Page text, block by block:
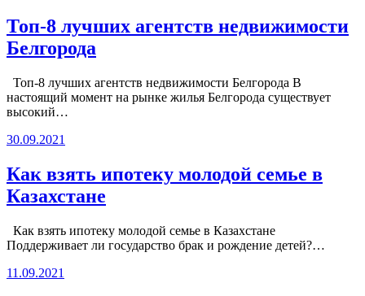
Топ-8 лучших агентств недвижимости
Белгорода
Топ-8 лучших агентств недвижимости Белгорода В
настоящий момент на рынке жилья Белгорода существует
высокий…
30.09.2021
Как взять ипотеку молодой семье в
Казахстане
Как взять ипотеку молодой семье в Казахстане
Поддерживает ли государство брак и рождение детей?…
11.09.2021